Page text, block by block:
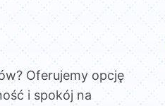
Oferujemy opcję
i spokój na